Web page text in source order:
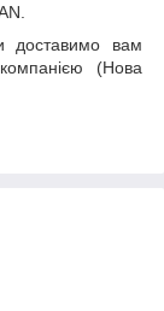
доставимо вам
(Нова